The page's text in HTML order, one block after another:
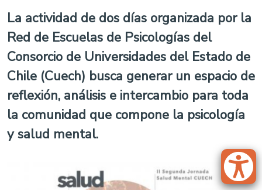
La actividad de dos días organizada por la
Red de Escuelas de Psicologías del
Consorcio de Universidades del Estado de
Chile (Cuech) busca generar un espacio de
reflexión, análisis e intercambio para toda
la comunidad que compone la psicología
y salud mental.